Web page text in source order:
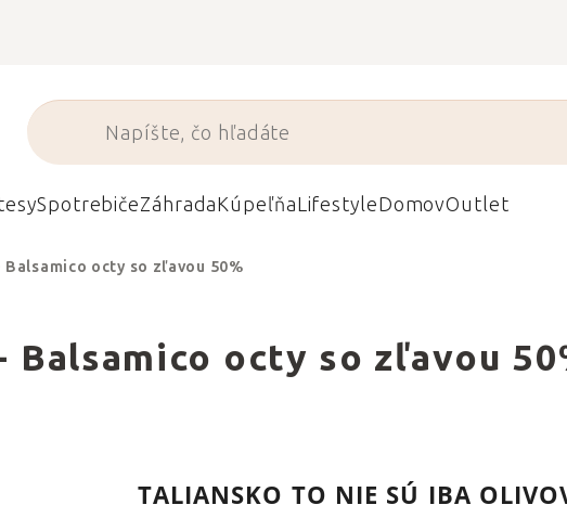
SpotrebičeZáhradaKúpeľňaLifestyleDomovOutlet
Balsamico octy so zľavou 50%
Balsamico octy so zľavou
TALIANSKO TO NIE SÚ IBA